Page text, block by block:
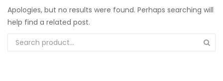
Apologies, but no results were found. Perhaps searching will
help find a related post.